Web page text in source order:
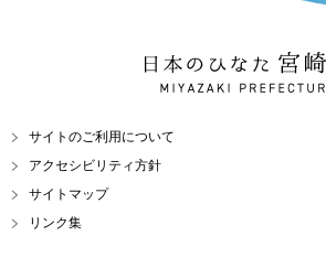
日本のひなた 宮崎県
MIYAZAKI PREFECTURE
サイトのご利用について
アクセシビリティ方針
サイトマップ
リンク集